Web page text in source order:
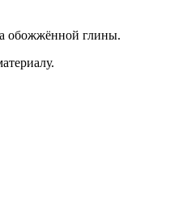
обожжённой глины.